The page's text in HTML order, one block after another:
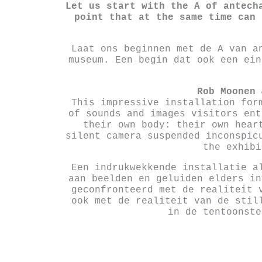
Let us start with the A of
point that at the same time can
Laat ons beginnen met de A van
museum. Een begin dat ook een
Rob
This impressive installation
of sounds and images visitors
their own body: their own
silent camera suspended
the
Een indrukwekkende
aan beelden en geluiden elders
geconfronteerd met de realiteit
ook met de realiteit van de
in de